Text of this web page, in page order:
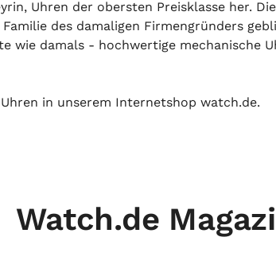
Uhren der obersten Preisklasse her.
des damaligen Firmengründers
wie damals - hochwertige mechanische
in unserem Internetshop watch.de.
Watch.de